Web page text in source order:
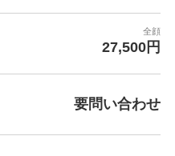
全顔
27,500円
要問い合わせ